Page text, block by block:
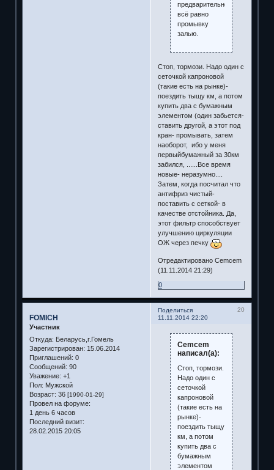
предварительно
всё равно
промывку
залью.
Стоп, тормози. Надо один с
сеточкой капроновой
(такие есть на рынке)-
поездить тыщу км, а потом
купить два с бумажным
элементом (один забьется-
ставить другой, а этот под
кран- промывать, затем
наоборот, ибо у меня
первыйбумажный за 30км
забился, ......Все время
новые- неразумно....
Затем, когда посчитал что
антифриз чистый-
поставить с сеткой- в
качестве отстойника. Да,
этот фильтр способствует
улучшению циркуляции
ОЖ через печку
Отредактировано Cemcem
(11.11.2014 21:29)
0
Поделиться
20
11.11.2014 22:20
FOMICH
Участник
Откуда: Беларусь,г.Гомель
Зарегистрирован: 15.06.2014
Приглашений: 0
Сообщений: 90
Уважение: +1
Пол: Мужской
Возраст: 36 [1990-01-29]
Провел на форуме:
1 день 6 часов
Последний визит:
28.02.2015 20:05
Cemcem
написал(а):
Стоп, тормози.
Надо один с
сеточкой
капроновой
(такие есть на
рынке)-
поездить тыщу
км, а потом
купить два с
бумажным
элементом